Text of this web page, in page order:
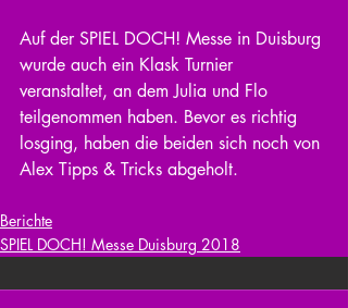
Auf der SPIEL DOCH! Messe in Duisburg
wurde auch ein Klask Turnier
veranstaltet, an dem Julia und Flo
teilgenommen haben. Bevor es richtig
losging, haben die beiden sich noch von
Alex Tipps & Tricks abgeholt.
Berichte
SPIEL DOCH! Messe Duisburg 2018